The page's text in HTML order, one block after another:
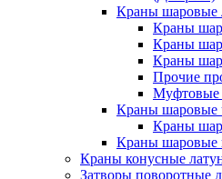
Краны шаровые
Краны
Краны
Краны
Прочие
Муфтовые
Краны шаровые
Краны
Краны шаровые
Краны конусные
Затворы поворотные